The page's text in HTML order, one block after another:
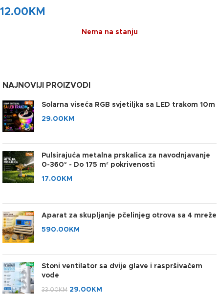
12.00 KM
Nema na stanju
NAJNOVIJI PROIZVODI
Solarna viseća RGB svjetiljka sa LED trakom 10m
29.00 KM
Pulsirajuća metalna prskalica za navodnjavanje
0-360° - Do 175 m² pokrivenosti
17.00 KM
Aparat za skupljanje pčelinjeg otrova sa 4 mreže
590.00 KM
Stoni ventilator sa dvije glave i raspršivačem
vode
33.00KM 29.00 KM